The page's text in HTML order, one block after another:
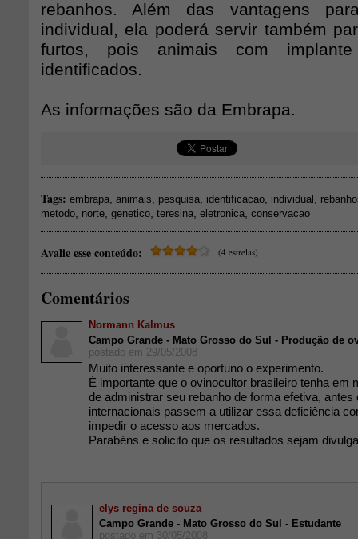
rebanhos. Além das vantagens
individual, ela poderá servir também
furtos, pois animais com
identificados.
As informações são da Embrapa.
Tags: embrapa animais pesquisa identificacao individual
metodo norte genetico teresina eletronica conservacao
Avalie esse conteúdo: (4 estrelas)
Comentários
Normann Kalmus
Campo Grande - Mato Grosso do Sul - Produção de
postado em 29/05/2008
Muito interessante e oportuno o experimento.
É importante que o ovinocultor brasileiro tenha em
de administrar seu rebanho de forma efetiva, antes
internacionais passem a utilizar essa deficiência
impedir o acesso aos mercados.
Parabéns e solicito que os resultados sejam
elys regina de souza
Campo Grande - Mato Grosso do Sul - Estudante
postado em 30/05/2008